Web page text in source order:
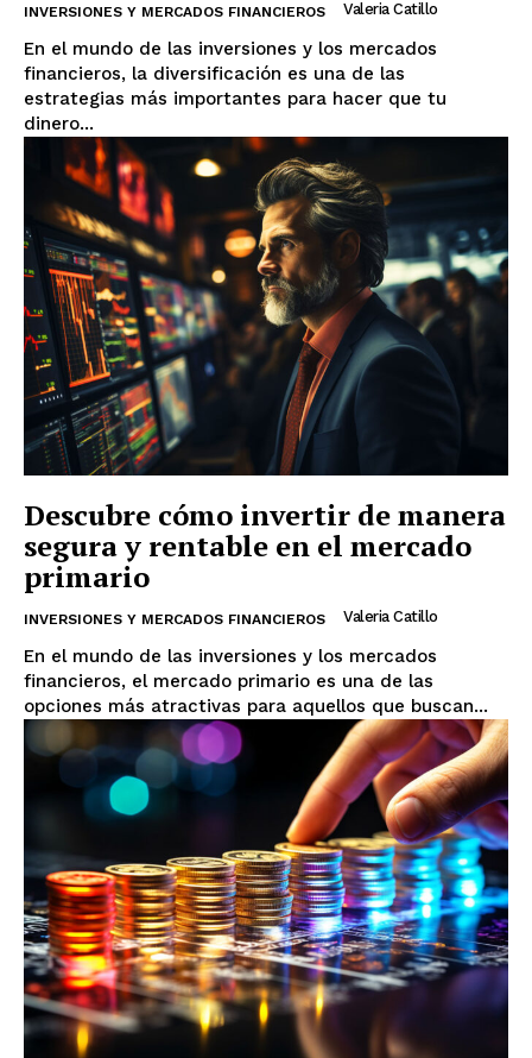
INVERSIONES Y MERCADOS FINANCIEROS Valeria Catillo
En el mundo de las inversiones y los mercados
financieros, la diversificación es una de las
estrategias más importantes para hacer que tu
dinero...
Descubre cómo invertir de manera
segura y rentable en el mercado
primario
INVERSIONES Y MERCADOS FINANCIEROS Valeria Catillo
En el mundo de las inversiones y los mercados
financieros, el mercado primario es una de las
opciones más atractivas para aquellos que buscan...